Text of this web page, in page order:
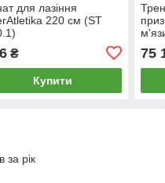
для лазіння
220 см (ЅТ
₴
Купити
75
за рік